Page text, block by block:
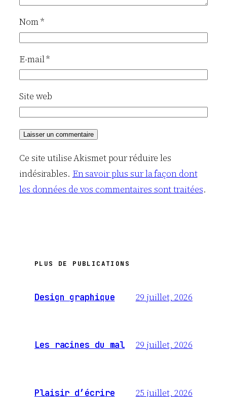
Nom*
E-mail*
Site web
Ce site utilise Akismet pour réduire les
indésirables. En savoir plus sur la façon dont
les données de vos commentaires sont traitées.
PLUS DE PUBLICATIONS
Design graphique 29 juillet, 2026
Les racines du mal 29 juillet, 2026
Plaisir d’écrire 25 juillet, 2026